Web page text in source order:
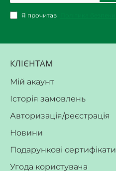
Я прочитав
КЛІЄНТАМ
Мій акаунт
Історія замовлень
Авторизація/реєстрація
Новини
Подарункові сертифікати
Угода користувача